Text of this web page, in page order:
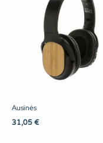
Ausinės
31,05 €